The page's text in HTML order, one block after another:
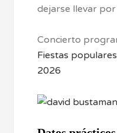
dejarse llevar por
Concierto
Fiestas
2026